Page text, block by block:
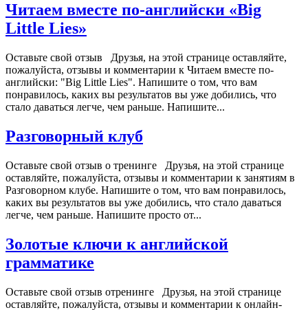
Читаем вместе по-английски «Big
Little Lies»
Оставьте свой отзыв Друзья, на этой странице оставляйте,
пожалуйста, отзывы и комментарии к Читаем вместе по-
английски: "Big Little Lies". Напишите о том, что вам
понравилось, каких вы результатов вы уже добились, что
стало даваться легче, чем раньше. Напишите...
Разговорный клуб
Оставьте свой отзыв о тренинге Друзья, на этой странице
оставляйте, пожалуйста, отзывы и комментарии к занятиям в
Разговорном клубе. Напишите о том, что вам понравилось,
каких вы результатов вы уже добились, что стало даваться
легче, чем раньше. Напишите просто от...
Золотые ключи к английской
грамматике
Оставьте свой отзыв отренинге Друзья, на этой странице
оставляйте, пожалуйста, отзывы и комментарии к онлайн-